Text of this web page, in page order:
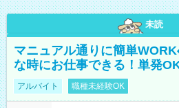
未読
マニュアル通りに簡単
な時にお仕事できる！単発
アルバイト 職種未経験OK